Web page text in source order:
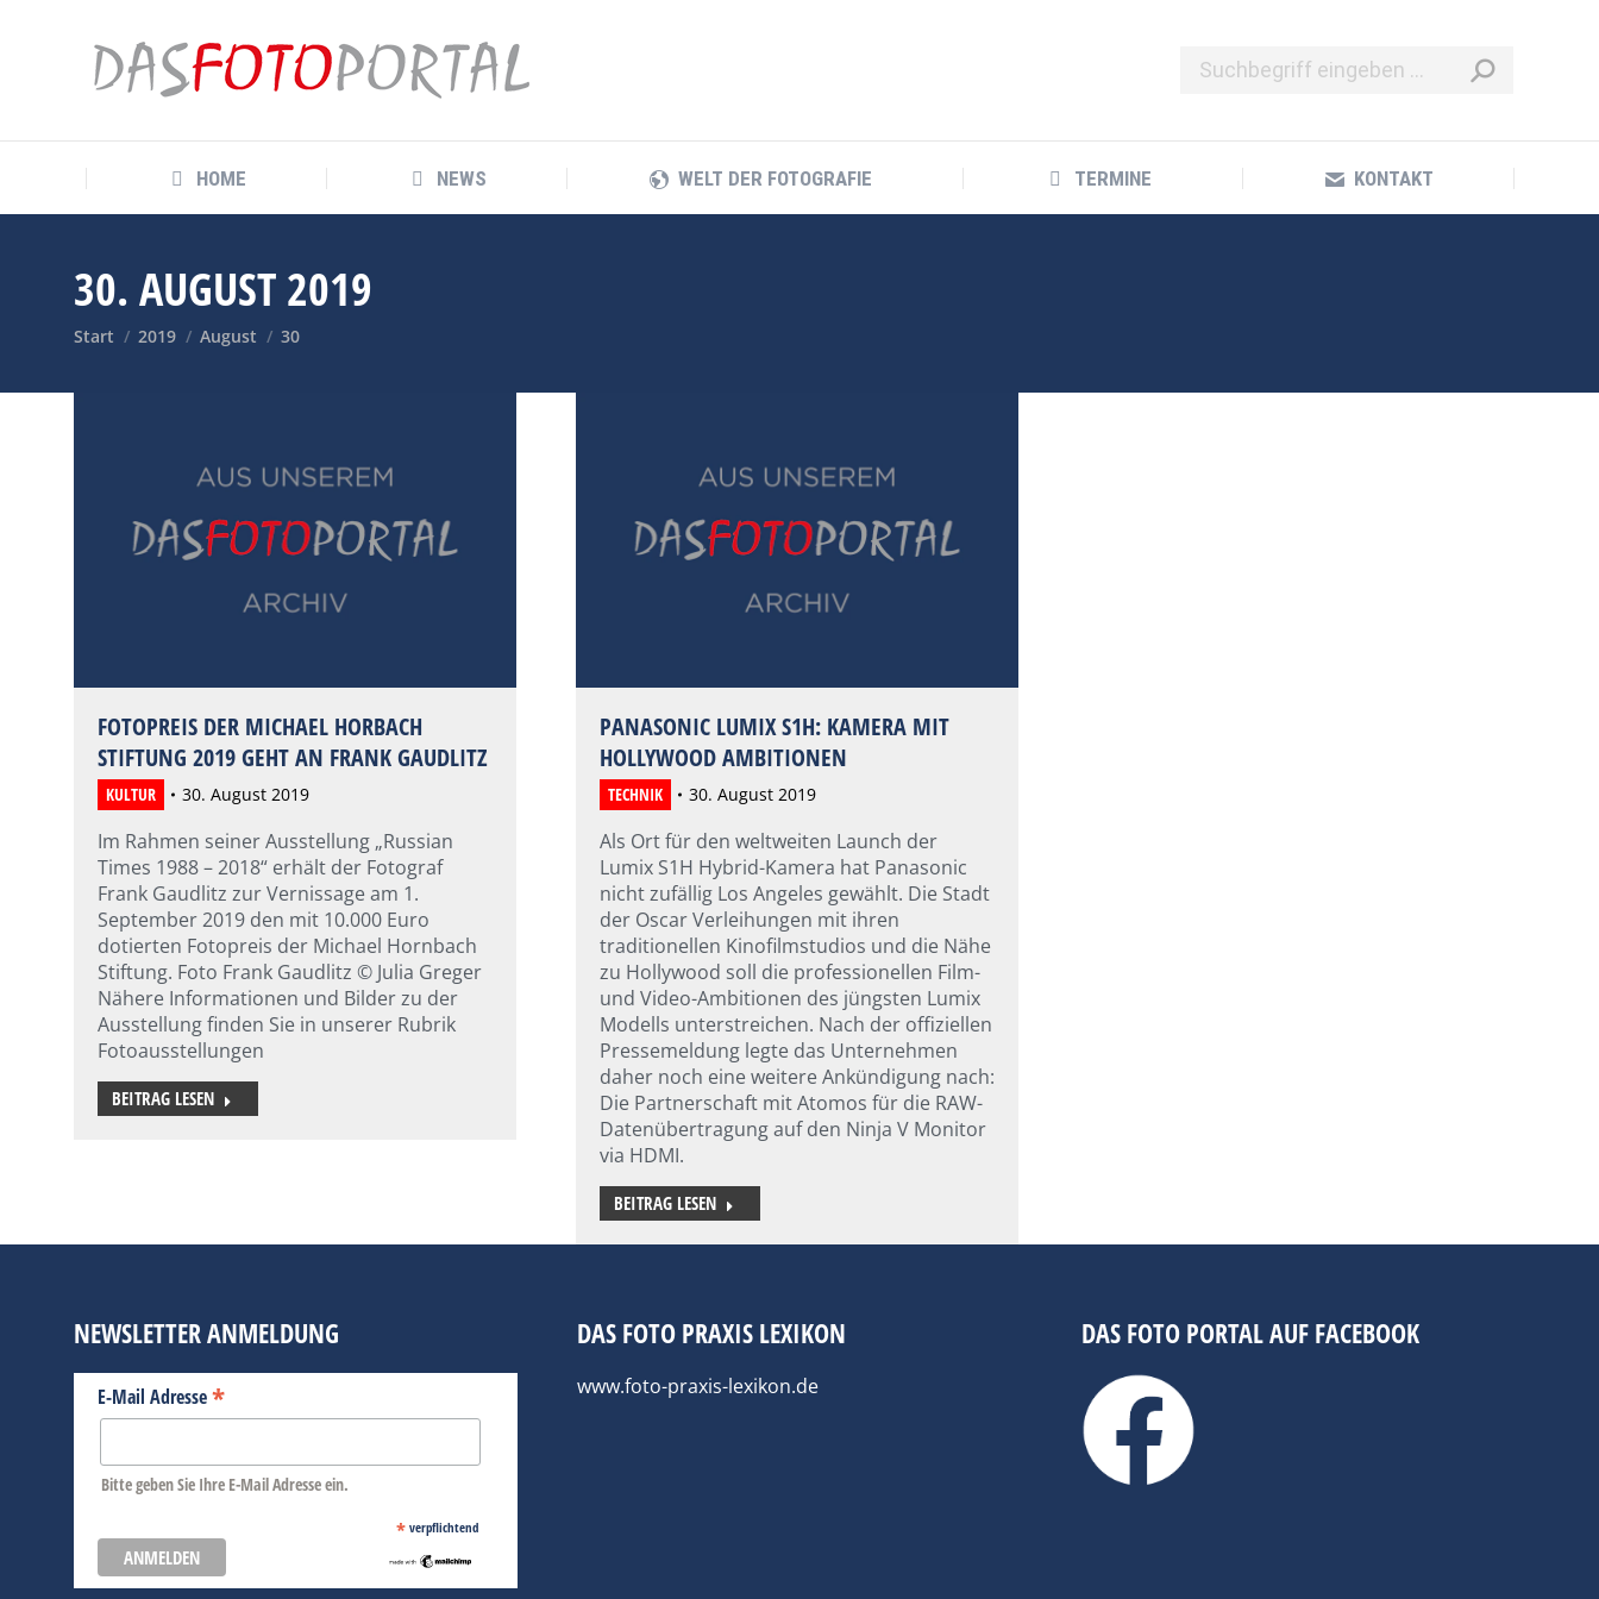
HOME NEWS WELT DER FOTOGRAFIE TERMINE KONTAKT
30. AUGUST 2019
Sie befinden sich hier:
Start 2019 August 30
FOTOPREIS DER MICHAEL HORBACH
STIFTUNG 2019 GEHT AN FRANK GAUDLITZ
KULTUR 30. August 2019
Im Rahmen seiner Ausstellung „Russian
Times 1988 – 2018“ erhält der Fotograf
Frank Gaudlitz zur Vernissage am 1.
September 2019 den mit 10.000 Euro
dotierten Fotopreis der Michael Hornbach
Stiftung. Foto Frank Gaudlitz © Julia Greger
Nähere Informationen und Bilder zu der
Ausstellung finden Sie in unserer Rubrik
Fotoausstellungen
BEITRAG LESEN
PANASONIC LUMIX S1H: KAMERA MIT
HOLLYWOOD AMBITIONEN
TECHNIK 30. August 2019
Als Ort für den weltweiten Launch der
Lumix S1H Hybrid-Kamera hat Panasonic
nicht zufällig Los Angeles gewählt. Die Stadt
der Oscar Verleihungen mit ihren
traditionellen Kinofilmstudios und die Nähe
zu Hollywood soll die professionellen Film-
und Video-Ambitionen des jüngsten Lumix
Modells unterstreichen. Nach der offiziellen
Pressemeldung legte das Unternehmen
daher noch eine weitere Ankündigung nach:
Die Partnerschaft mit Atomos für die RAW-
Datenübertragung auf den Ninja V Monitor
via HDMI.
BEITRAG LESEN
NEWSLETTER ANMELDUNG
E-Mail Adresse*
Bitte geben Sie Ihre E-Mail Adresse ein.
* verpflichtend
DAS FOTO PRAXIS LEXIKON
www.foto-praxis-lexikon.de
DAS FOTO PORTAL AUF FACEBOOK
HOME NEWS